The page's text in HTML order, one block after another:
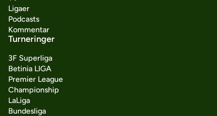
Ligaer
Podcasts
Kommentar
Turneringer
3F Superliga
Betinia LIGA
Premier League
Championship
LaLiga
Bundesliga